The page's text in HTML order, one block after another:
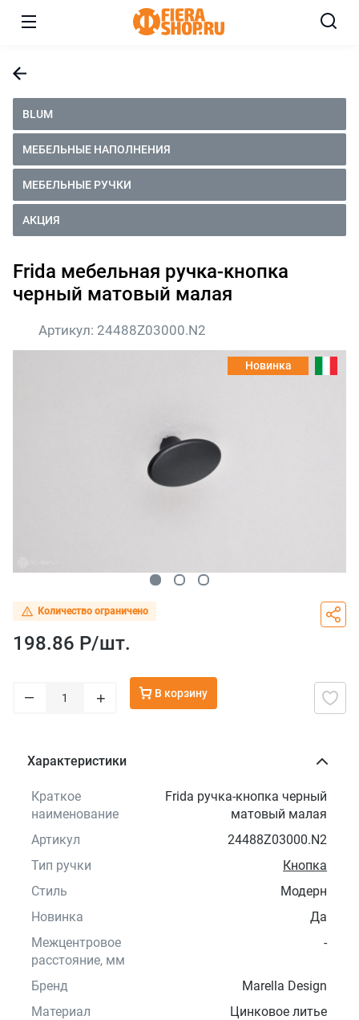
BLUM
МЕБЕЛЬНЫЕ НАПОЛНЕНИЯ
МЕБЕЛЬНЫЕ РУЧКИ
АКЦИЯ
Frida мебельная ручка-кнопка
черный матовый малая
Артикул: 24488Z03000.N2
Новинка
Количество ограничено
198.86 Р/шт.
– + В корзину
Характеристики
Краткое
наименование
Frida ручка-кнопка черный
матовый малая
Артикул
24488Z03000.N2
Тип ручки
Кнопка
Стиль
Модерн
Новинка
Да
Межцентровое
расстояние, мм
-
Бренд
Marella Design
Материал
Цинковое литье